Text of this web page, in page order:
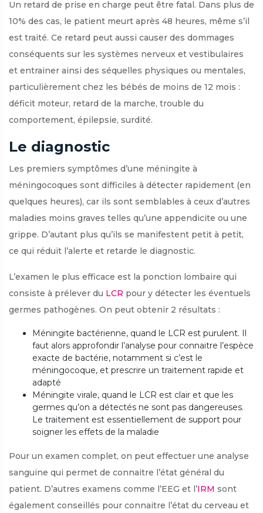
Un retard de prise en charge peut être fatal. Dans plus de
10% des cas, le patient meurt après 48 heures, même s’il
est traité. Ce retard peut aussi causer des dommages
conséquents sur les systèmes nerveux et vestibulaires
et entrainer ainsi des séquelles physiques ou mentales,
particulièrement chez les bébés de moins de 12 mois :
déficit moteur, retard de la marche, trouble du
comportement, épilepsie, surdité.
Le diagnostic
Les premiers symptômes d’une méningite à
méningocoques sont difficiles à détecter rapidement (en
quelques heures), car ils sont semblables à ceux d’autres
maladies moins graves telles qu’une appendicite ou une
grippe. D’autant plus qu’ils se manifestent petit à petit,
ce qui réduit l’alerte et retarde le diagnostic.
L’examen le plus efficace est la ponction lombaire qui
consiste à prélever du LCR pour y détecter les éventuels
germes pathogènes. On peut obtenir 2 résultats :
Méningite bactérienne, quand le LCR est purulent. Il
faut alors approfondir l’analyse pour connaitre l’espèce
exacte de bactérie, notamment si c’est le
méningocoque, et prescrire un traitement rapide et
adapté
Méningite virale, quand le LCR est clair et que les
germes qu’on a détectés ne sont pas dangereuses.
Le traitement est essentiellement de support pour
soigner les effets de la maladie
Pour un examen complet, on peut effectuer une analyse
sanguine qui permet de connaitre l’état général du
patient. D’autres examens comme l’EEG et l’IRM sont
également conseillés pour connaitre l’état du cerveau et